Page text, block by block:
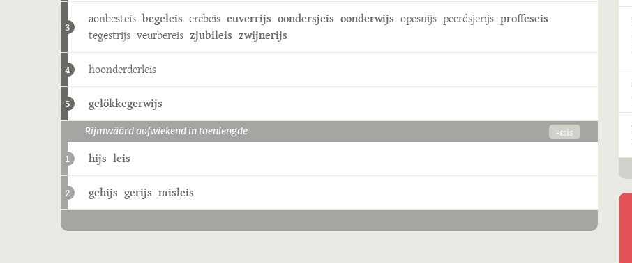
3
aonbesteis begeleis erebeis euverrijs oondersjeis oonderwijs opesnijs peerdsjerijs proffeseis
tegestrijs veurbereis zjubileis zwijnerijs
4 hoonderderleis
5 gelökkegerwijs
Rijmwäörd aofwiekend in toenlengde -ɛːis
1 hijs leis
2 gehijs gerijs misleis